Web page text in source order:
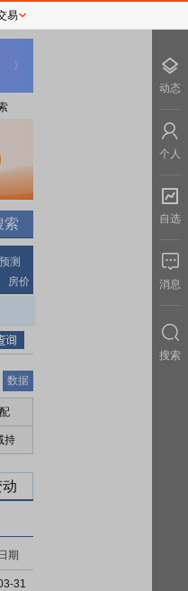
测
房价
数据
持
期
31
易
动态
个人
自选
消息
搜索